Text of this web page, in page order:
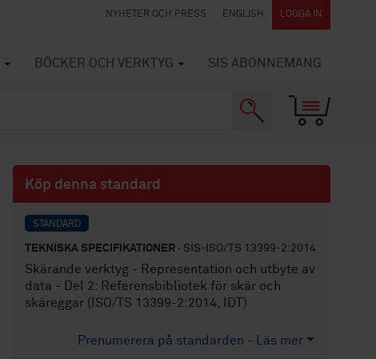
NYHETER OCH PRESS ENGLISH LOGGA IN
BÖCKER OCH VERKTYG SIS ABONNEMANG
Köp denna standard
STANDARD
TEKNISKA SPECIFIKATIONER · SIS-ISO/TS 13399-2:2014
Skärande verktyg - Representation och utbyte av
data - Del 2: Referensbibliotek för skär och
skäreggar (ISO/TS 13399-2:2014, IDT)
Prenumerera på standarden - Läs mer